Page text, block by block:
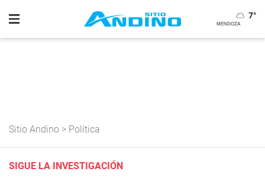
7°
Sitio Andino > Política
SIGUE LA INVESTIGACIÓN